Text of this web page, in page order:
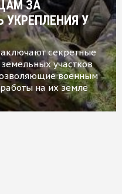
ЗА
УКРЕПЛЕНИЯ У
секретные
участков
военным
на их земле